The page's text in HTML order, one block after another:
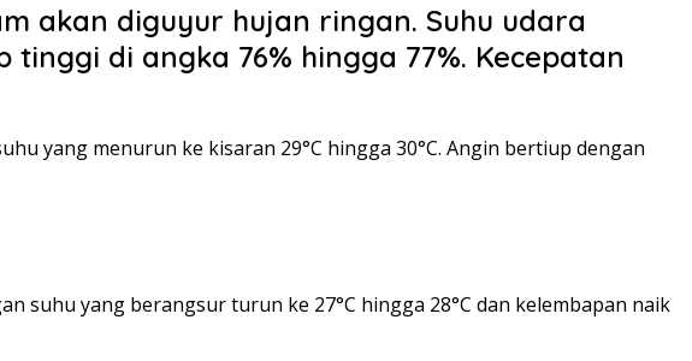
akan diguyur hujan ringan. Suhu udara
di angka 76% hingga 77%. Kecepatan
yang menurun ke kisaran 29°C hingga 30°C. Angin bertiup dengan
suhu yang berangsur turun ke 27°C hingga 28°C dan kelembapan naik